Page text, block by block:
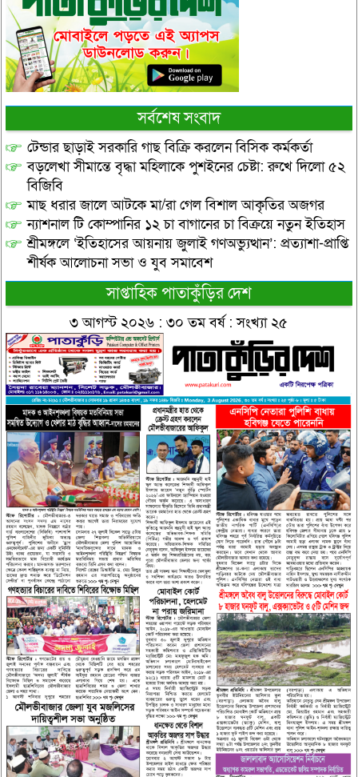
সর্বশেষ সংবাদ
টেন্ডার ছাড়াই সরকারি গাছ বিক্রি করলেন বিসিক কর্মকর্তা
বড়লেখা সীমান্তে বৃদ্ধা মহিলাকে পুশইনের চেষ্টা: রুখে দিলো ৫২
বিজিবি
মাছ ধরার জালে আটকে মা/রা গেল বিশাল আকৃতির অজগর
ন্যাশনাল টি কোম্পানির ১২ চা বাগানের চা বিক্রয়ে নতুন ইতিহাস
শ্রীমঙ্গলে ‘ইতিহাসের আয়নায় জুলাই গণঅভ্যুত্থান’: প্রত্যাশা-প্রাপ্তি
শীর্ষক আলোচনা সভা ও যুব সমাবেশ
সাপ্তাহিক পাতাকুঁড়ির দেশ
৩ আগস্ট ২০২৬ : ৩০ তম বর্ষ : সংখ্যা ২৫